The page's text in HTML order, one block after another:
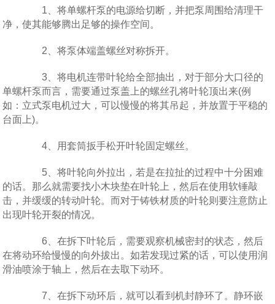
1、将单螺杆泵的电源给切断，并把泵周围给清理干
净，使其能够腾出足够的操作空间。
2、将泵体端盖螺丝对称拆开。
3、将电机连带叶轮给全部抽出，对于部分大口径的
单螺杆泵而言，需要通过泵盖上的螺丝孔将叶轮顶出来(例
如：立式泵电机过大，可以慢慢的将其吊起，并放置于平稳的
台面上)。
4、用套筒扳手松开叶轮固定螺丝。
5、将叶轮向外拉出，若是在拉扯的过程中十分困难
的话。那么就需要找小木块垫在叶轮上，然后在使用软锤敲
击，并缓缓的转动叶轮。而对于铸铁材质的叶轮则要注意防止
出现叶轮开裂的情况。
6、在拆下叶轮后，需要观察机械密封的状态，然后
在将动环给慢慢的向外拔出。如若发现过紧的话，可以使用润
滑油喷涂于轴上，然后在去取下动环。
7、在拆下动环后，就可以看到机封静环了。静环嵌